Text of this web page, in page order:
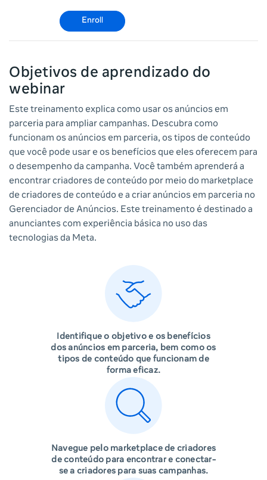
Enroll
Objetivos de aprendizado do
webinar
Este treinamento explica como usar os anúncios em
parceria para ampliar campanhas. Descubra como
funcionam os anúncios em parceria, os tipos de conteúdo
que você pode usar e os benefícios que eles oferecem para
o desempenho da campanha. Você também aprenderá a
encontrar criadores de conteúdo por meio do marketplace
de criadores de conteúdo e a criar anúncios em parceria no
Gerenciador de Anúncios. Este treinamento é destinado a
anunciantes com experiência básica no uso das
tecnologias da Meta.
Identifique o objetivo e os benefícios
dos anúncios em parceria, bem como os
tipos de conteúdo que funcionam de
forma eficaz.
Navegue pelo marketplace de criadores
de conteúdo para encontrar e conectar-
se a criadores para suas campanhas.